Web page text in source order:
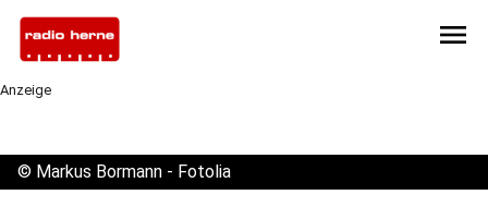
menu
Anzeige
© Markus Bormann - Fotolia